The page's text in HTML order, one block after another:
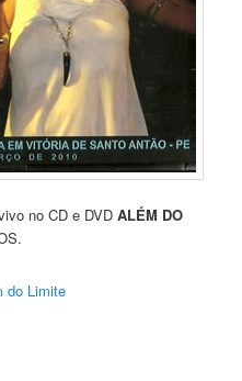
no CD e DVDALÉM DO
do Limite